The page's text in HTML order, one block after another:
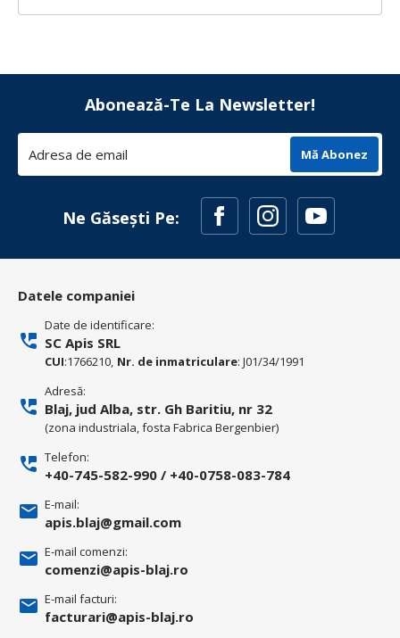
Abonează-Te La Newsletter!
Mă Abonez
Ne Găsești Pe:
Datele companiei
Date de identificare:
SC Apis SRL
CUI:1766210, Nr. de inmatriculare: J01/34/1991
Adresă:
Blaj, jud Alba, str. Gh Baritiu, nr 32
(zona industriala, fosta Fabrica Bergenbier)
Telefon:
+40-745-582-990 / +40-0758-083-784
E-mail:
apis.blaj@gmail.com
E-mail comenzi:
comenzi@apis-blaj.ro
E-mail facturi:
facturari@apis-blaj.ro